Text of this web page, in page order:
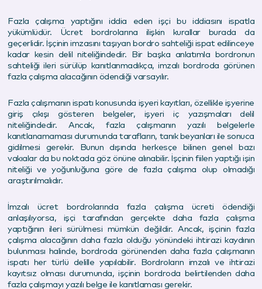
Fazla çalışma yaptığını iddia eden işçi bu iddiasını ispatla
yükümlüdür. Ücret bordrolarına ilişkin kurallar burada da
geçerlidir. İşçinin imzasını taşıyan bordro sahteliği ispat edilinceye
kadar kesin delil niteliğindedir. Bir başka anlatımla bordronun
sahteliği ileri sürülüp kanıtlanmadıkça, imzalı bordroda görünen
fazla çalışma alacağının ödendiği varsayılır.
Fazla çalışmanın ispatı konusunda işyeri kayıtları, özellikle işyerine
giriş çıkışı gösteren belgeler, işyeri iç yazışmaları delil
niteliğindedir. Ancak, fazla çalışmanın yazılı belgelerle
kanıtlanamaması durumunda tarafların, tanık beyanları ile sonuca
gidilmesi gerekir. Bunun dışında herkesçe bilinen genel bazı
vakıalar da bu noktada göz önüne alınabilir. İşçinin fiilen yaptığı işin
niteliği ve yoğunluğuna göre de fazla çalışma olup olmadığı
araştırılmalıdır.
İmzalı ücret bordrolarında fazla çalışma ücreti ödendiği
anlaşılıyorsa, işçi tarafından gerçekte daha fazla çalışma
yaptığının ileri sürülmesi mümkün değildir. Ancak, işçinin fazla
çalışma alacağının daha fazla olduğu yönündeki ihtirazi kaydının
bulunması halinde, bordroda görünenden daha fazla çalışmanın
ispatı her türlü delille yapılabilir. Bordroların imzalı ve ihtirazi
kayıtsız olması durumunda, işçinin bordroda belirtilenden daha
fazla çalışmayı yazılı belge ile kanıtlaması gerekir.